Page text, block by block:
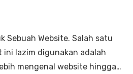
Sebuah Website. Salah satu
ini lazim digunakan adalah
mengenal website hingga…